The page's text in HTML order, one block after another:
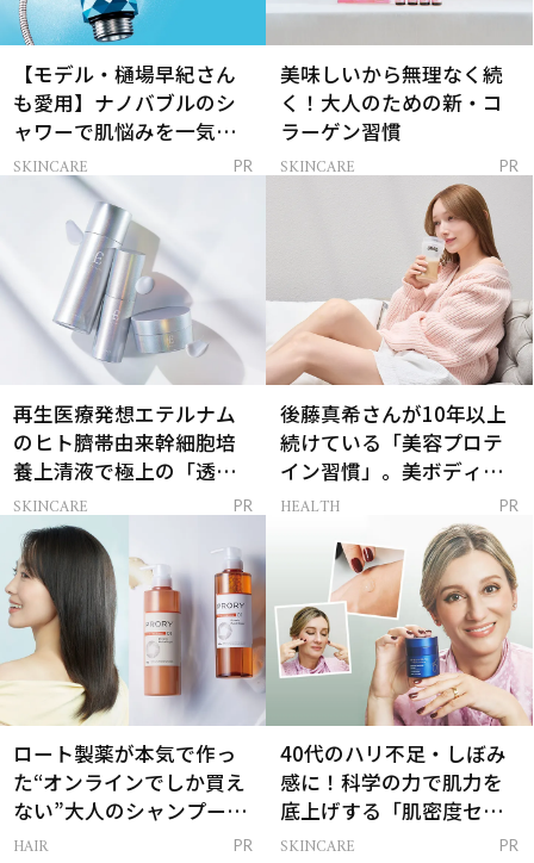
【モデル・樋場早紀さん
も愛用】ナノバブルのシ
ャワーで肌悩みを一気に
解決
SKINCARE PR
美味しいから無理なく続
く！大人のための新・コ
ラーゲン習慣
SKINCARE PR
再生医療発想エテルナム
のヒト臍帯由来幹細胞培
養上清液で極上の「透明
感ハリ肌」へ
SKINCARE PR
後藤真希さんが10年以上
続けている「美容プロテ
イン習慣」。美ボディを
支える朝ルーティンと
HEALTH PR
ロート製薬が本気で作っ
た“オンラインでしか買え
ない”大人のシャンプー＆
トリートメントって？
HAIR PR
40代のハリ不足・しぼみ
感に！科学の力で肌力を
底上げする「肌密度セラ
ム」
SKINCARE PR